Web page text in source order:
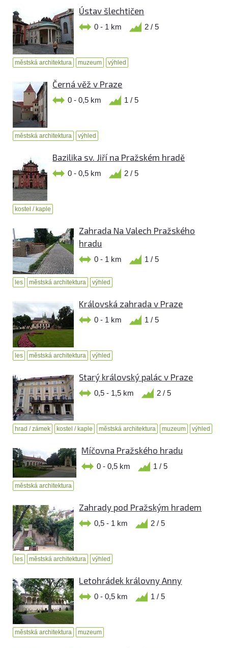
Ústav šlechtičen
0 - 1 km 2 / 5
městská architektura muzeum výhled
Černá věž v Praze
0 - 0,5 km 1 / 5
městská architektura výhled
Bazilika sv. Jiří na Pražském hradě
0 - 0,5 km 2 / 5
kostel / kaple
Zahrada Na Valech Pražského
hradu
0 - 1 km 1 / 5
les městská architektura výhled
Královská zahrada v Praze
0 - 1 km 1 / 5
les městská architektura výhled
Starý královský palác v Praze
0,5 - 1,5 km 2 / 5
hrad / zámek kostel / kaple městská architektura muzeum výhled
Míčovna Pražského hradu
0 - 0,5 km 1 / 5
městská architektura
Zahrady pod Pražským hradem
0,5 - 1 km 2 / 5
les městská architektura výhled
Letohrádek královny Anny
0 - 0,5 km 1 / 5
městská architektura muzeum